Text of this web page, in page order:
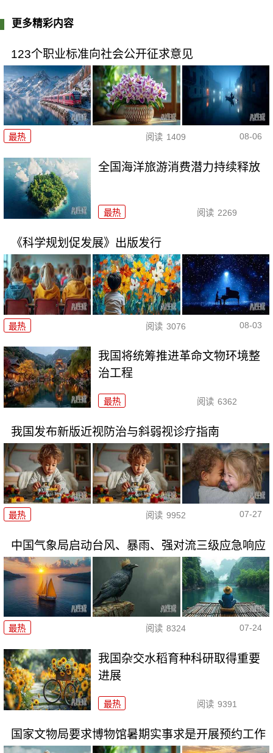
更多精彩内容
123个职业标准向社会公开征求意见
最热 阅读 1409 08-06
全国海洋旅游消费潜力持续释放
最热 阅读 2269
《科学规划促发展》出版发行
最热 阅读 3076 08-03
我国将统筹推进革命文物环境整
治工程
最热 阅读 6362
我国发布新版近视防治与斜弱视诊疗指南
最热 阅读 9952 07-27
中国气象局启动台风、暴雨、强对流三级应急响应
最热 阅读 8324 07-24
我国杂交水稻育种科研取得重要
进展
最热 阅读 9391
国家文物局要求博物馆暑期实事求是开展预约工作